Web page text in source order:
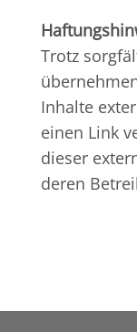
Trotz
Inhalte
einen Link
dieser
deren